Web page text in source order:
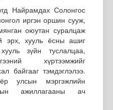
Найрамдах Солонгос
иргэн оршин сууж,
оюутан суралцаж
эрх, хууль ёсны ашиг
зүйн туслалцаа,
хүртээмжийг
байгааг тэмдэглэлээ.
улсын мэргэжлийн
ажиллагааны ач